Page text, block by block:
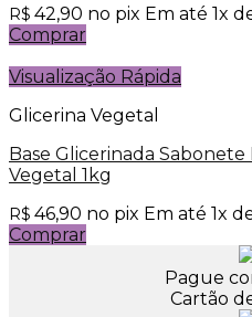
R$ 42,90 no pix Em até 1x
Comprar
Visualização Rápida
Glicerina Vegetal
Base Glicerinada
Vegetal 1kg
R$ 46,90 no pix Em até 1x
Comprar
Pague
Cartão